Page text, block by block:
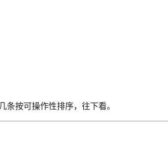
按可操作性排序，往下看。